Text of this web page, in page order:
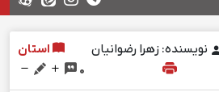
نویسنده: زهرا رضوانیان
استان
0